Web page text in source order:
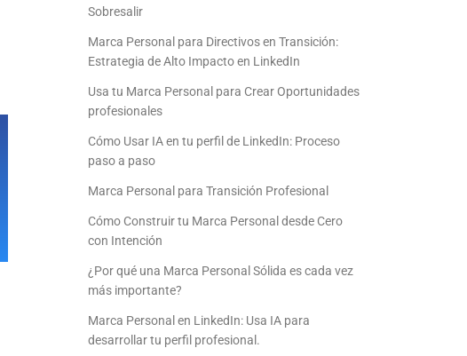
Sobresalir
Marca Personal para Directivos en Transición:
Estrategia de Alto Impacto en LinkedIn
Usa tu Marca Personal para Crear Oportunidades
profesionales
Cómo Usar IA en tu perfil de LinkedIn: Proceso
paso a paso
Marca Personal para Transición Profesional
Cómo Construir tu Marca Personal desde Cero
con Intención
¿Por qué una Marca Personal Sólida es cada vez
más importante?
Marca Personal en LinkedIn: Usa IA para
desarrollar tu perfil profesional.